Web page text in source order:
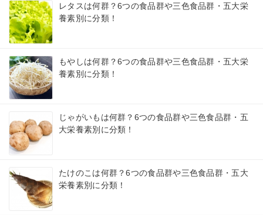
レタスは何群？6つの食品群や三色食品群・五大栄
養素別に分類！
もやしは何群？6つの食品群や三色食品群・五大栄
養素別に分類！
じゃがいもは何群？6つの食品群や三色食品群・五
大栄養素別に分類！
たけのこは何群？6つの食品群や三色食品群・五大
栄養素別に分類！